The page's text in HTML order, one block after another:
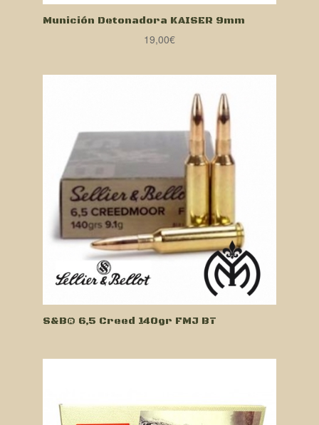
Munición Detonadora KAISER 9mm
19,00€
S&B® 6,5 Creed 140gr FMJ BT